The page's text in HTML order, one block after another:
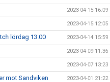
2023-04-15 16:09
2023-04-15 12:05
lördag 13.00 2023-04-14 15:59
2023-04-09 11:36
2023-04-07 13:23
mot Sandviken 2023-04-01 21:22